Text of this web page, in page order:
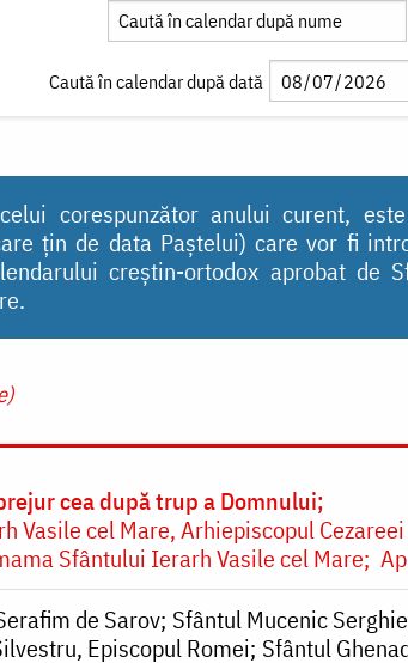
Caută în calendar după dată
corespunzător anului curent,
țin de data Paștelui) care vor fi
creştin-ortodox aprobat de
cea după trup a Domnului
Vasile cel Mare, Arhiepiscopul
Sfântului Ierarh Vasile cel Mare
de Sarov Sfântul Mucenic Serghie
Episcopul Romei Sfântul